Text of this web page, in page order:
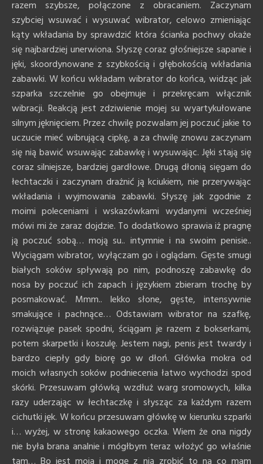
razem szybsze, połączone z obracaniem. Zaczynam
szybciej wsuwać i wysuwać wibrator, celowo zmieniając
kąty wkładania by sprawdzić która ścianka pochwy okaże
się najbardziej unerwiona. Słyszę coraz głośniejsze sapanie i
jęki, skoordynowane z szybkością i głębokością wkładania
zabawki. W końcu wkładam wibrator do końca, widząc jak
szparka szczelnie go obejmuje i przekręcam włącznik
wibracji. Reakcją jest zdziwienie mojej su wyartykułowane
silnym jęknięciem. Przez chwilę pozwalam jej poczuć jakie to
uczucie mieć wibrującą cipkę, a za chwilę znowu zaczynam
się nią bawić wsuwając zabawkę i wysuwając. Jęki stają się
coraz silniejsze, bardziej gardłowe. Drugą dłonią sięgam do
łechtaczki i zaczynam drażnić ją kciukiem, nie przerywając
wkładania i wyjmowania zabawki. Słyszę jak zgodnie z
moimi poleceniami i wskazówkami wydanymi wcześniej
mówi mi że zaraz dojdzie. To dodatkowo sprawia iż pragnę
ją poczuć sobą… moją su.. intymnie i na swoim penisie..
Wyciągam wibrator, wyłączam go i oglądam. Gęste smugi
białych soków spływają po nim, podnoszę zabawkę do
nosa by poczuć ich zapach i językiem zbieram trochę by
posmakować. Mmm.. lekko słone, gęste, intensywnie
smakujące i pachnące… Odstawiam wibrator na szafkę,
rozwiązuje pasek spodni, ściągam je razem z bokserkami,
potem skarpetki i koszulę. Jestem nagi, penis jest twardy i
bardzo ciepły gdy biorę go w dłoń. Główka mokra od
moich własnych soków podniecenia łatwo wychodzi spod
skórki. Przesuwam główką wzdłuż warg sromowych, kilka
razy uderzając w łechtaczkę i słysząc za każdym razem
cichutki jęk. W końcu przesuwam główkę w kierunku szparki
i… wyżej, w stronę kakaowego oczka. Wiem że ona nigdy
nie była brana analnie i mógłbym teraz włożyć go właśnie